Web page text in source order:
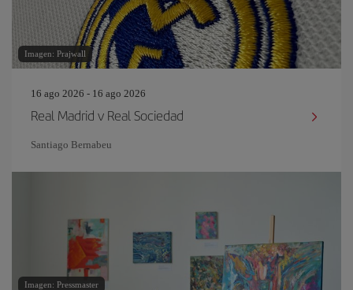
Imagen: Prajwall
16 ago 2026 - 16 ago 2026
Real Madrid v Real Sociedad
Santiago Bernabeu
Imagen: Pressmaster